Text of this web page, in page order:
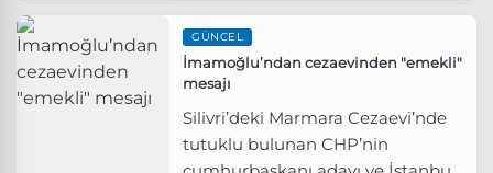
GÜNCEL
İmamoğlu’ndan cezaevinden "emekli"
mesajı
Silivri’deki Marmara Cezaevi’nde
tutuklu bulunan CHP’nin